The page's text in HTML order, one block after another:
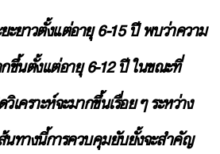
ะยาวตั้งแต่อายุ 6-15 ปี พบว่าความ
กขึ้นตั้งแต่อายุ 6-12 ปี ในขณะที่
คราะห์จะมากขึ้นเรื่อยๆ ระหว่าง
ทางนี้การควบคุมยับยั้งจะสำคัญ